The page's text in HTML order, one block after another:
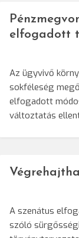
elfogadott
Az ügyvivő
sokféleség
elfogadott
változtatás
A szenátus
szóló